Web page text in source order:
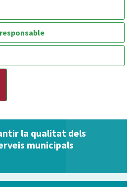
la qualitat dels
municipals